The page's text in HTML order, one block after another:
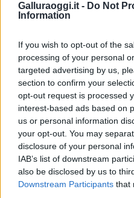
Galluraoggi.it - Do Not
Information
If you wish to opt-out of the
processing of your personal
targeted advertising by us,
section to confirm your
opt-out request is processed
interest-based ads based on
us or personal information
your opt-out. You may
disclosure of your personal
IAB’s list of downstream
also be disclosed by us to
Downstream Participants that
Sei già abbonato?
Puoi effettuare
sezioneLogindal
cliccandoqui
TEMI: Neonata Volo
Notizie
Entra nel